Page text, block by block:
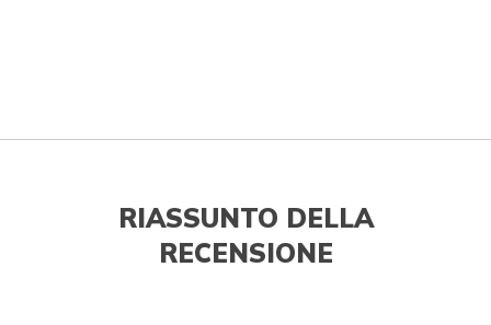
RIASSUNTO DELLA
RECENSIONE